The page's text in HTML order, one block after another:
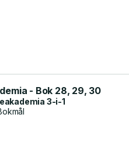
- Bok 28, 29, 30
3-i-1